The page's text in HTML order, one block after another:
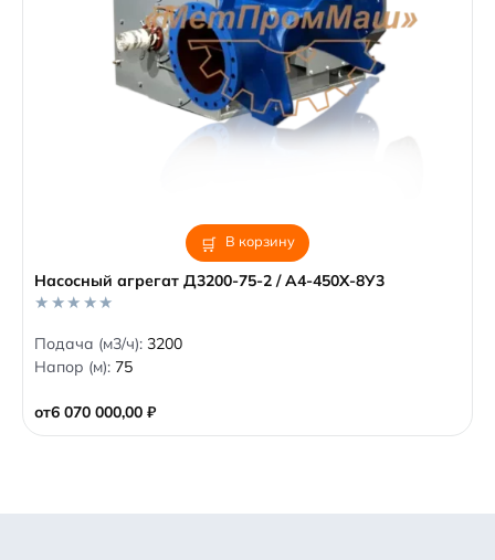
В корзину
Насосный агрегат Д3200-75-2 / А4-450Х-8У3
от6 070 000,00 ₽
0
o
u
f
5
Подача (м3/ч): 3200
Напор (м): 75